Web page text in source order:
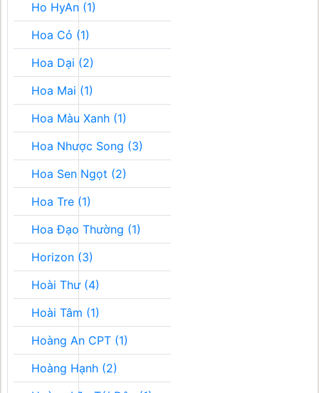
Ho HyAn (1)
Hoa Cỏ (1)
Hoa Dại (2)
Hoa Mai (1)
Hoa Màu Xanh (1)
Hoa Nhược Song (3)
Hoa Sen Ngọt (2)
Hoa Tre (1)
Hoa Đạo Thường (1)
Horizon (3)
Hoài Thư (4)
Hoài Tâm (1)
Hoàng An CPT (1)
Hoàng Hạnh (2)